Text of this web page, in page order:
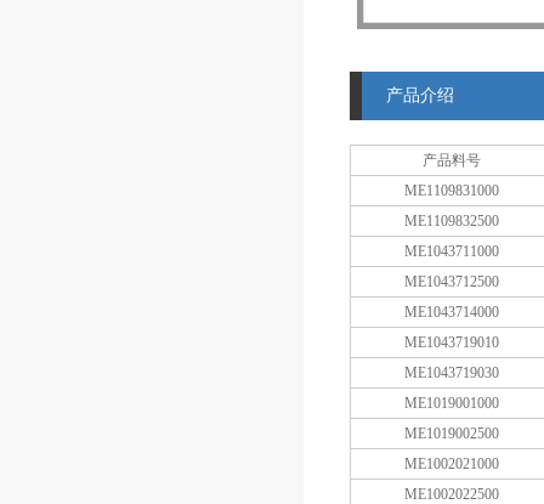
产品介绍
产品料号
ME1109831000
ME1109832500
ME1043711000
ME1043712500
ME1043714000
ME1043719010
ME1043719030
ME1019001000
ME1019002500
ME1002021000
ME1002022500